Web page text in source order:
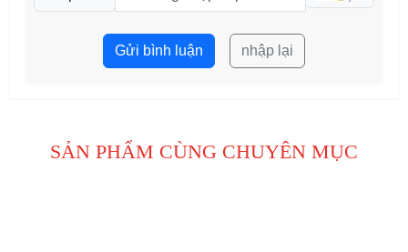
Gửi bình luận nhập lại
SẢN PHẨM CÙNG CHUYÊN MỤC